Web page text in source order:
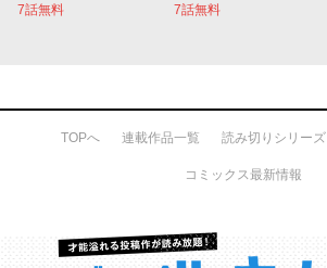
7話無料 7話無料
TOPへ 連載作品一覧 読み切りシリーズ
コミックス最新情報